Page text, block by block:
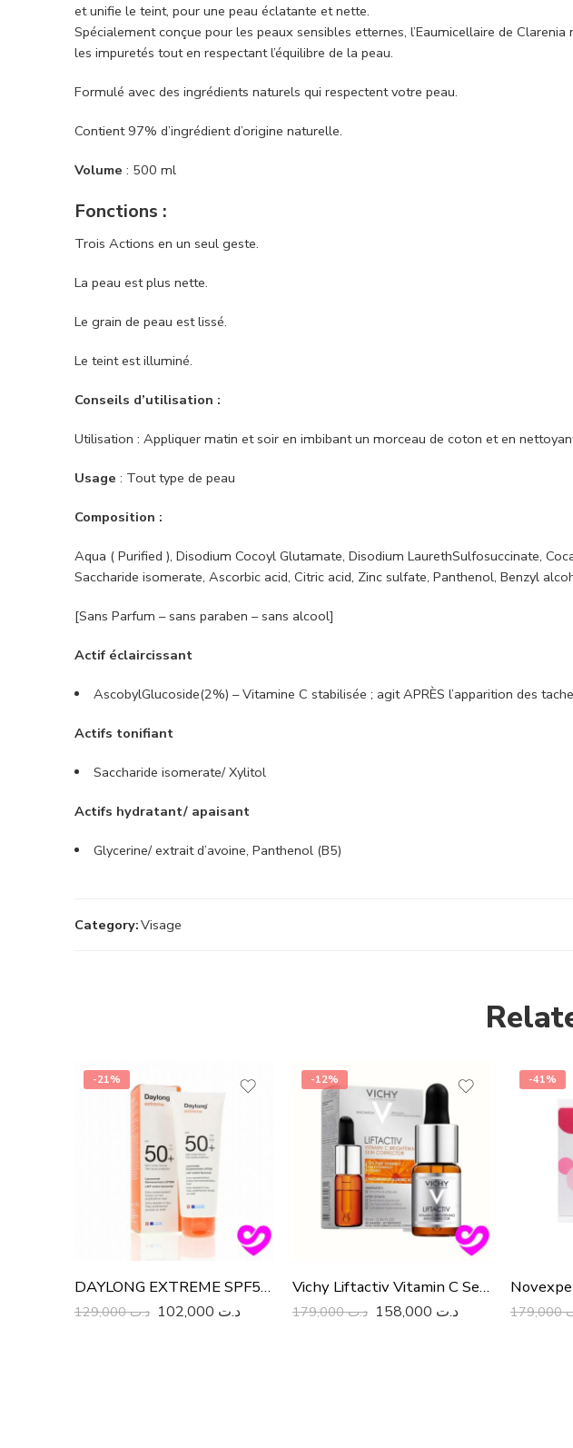
et unifie le teint, pour une peau éclatante et nette.
Spécialement conçue pour les peaux sensibles etternes, l’Eaumicellaire de
les impuretés tout en respectant l’équilibre de la peau.
Formulé avec des ingrédients naturels qui respectent votre peau.
Contient 97% d’ingrédient d’origine naturelle.
Volume : 500 ml
Fonctions :
Trois Actions en un seul geste.
La peau est plus nette.
Le grain de peau est lissé.
Le teint est illuminé.
Conseils d’utilisation :
Utilisation : Appliquer matin et soir en imbibant un morceau de coton et en
Usage : Tout type de peau
Composition :
Aqua ( Purified ), Disodium Cocoyl Glutamate, Disodium LaurethSulfosuccinate,
Saccharide isomerate, Ascorbic acid, Citric acid, Zinc sulfate, Panthenol, Benzyl
[Sans Parfum – sans paraben – sans alcool]
Actif éclaircissant
AscobylGlucoside(2%) – Vitamine C stabilisée ; agit APRÈS l’apparition des
Actifs tonifiant
Saccharide isomerate/ Xylitol
Actifs hydratant/ apaisant
Glycerine/ extrait d’avoine, Panthenol (B5)
Category:Visage
-21%
DAYLONG EXTREME SPF50+ 200ML
د.ت129,000 د.ت
-12%
Vichy Liftactiv Vitamin C Serum And Brightening Skin Corrector
د.ت179,000 د.ت
-41%
179,000